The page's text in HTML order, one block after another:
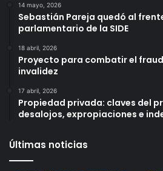
14 mayo, 2026
Sebastián Pareja quedó al
parlamentario de la SIDE
18 abril, 2026
Proyecto para combatir el
invalidez
17 abril, 2026
Propiedad privada: claves del
desalojos, expropiaciones e
Últimas noticias